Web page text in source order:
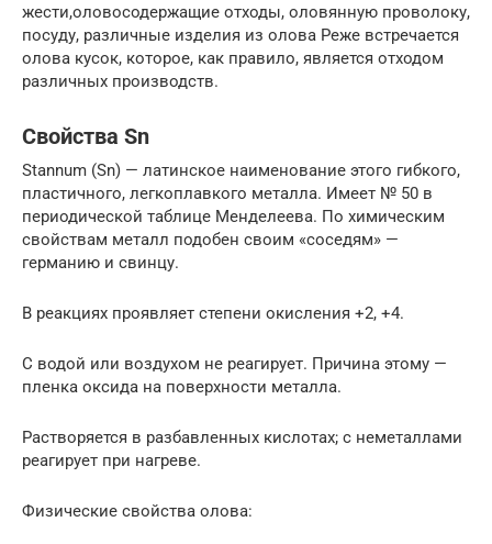
жести,оловосодержащие отходы, оловянную проволоку,
посуду, различные изделия из олова Реже встречается
олова кусок, которое, как правило, является отходом
различных производств.
Свойства Sn
Stannum (Sn) — латинское наименование этого гибкого,
пластичного, легкоплавкого металла. Имеет № 50 в
периодической таблице Менделеева. По химическим
свойствам металл подобен своим «соседям» —
германию и свинцу.
В реакциях проявляет степени окисления +2, +4.
С водой или воздухом не реагирует. Причина этому —
пленка оксида на поверхности металла.
Растворяется в разбавленных кислотах; с неметаллами
реагирует при нагреве.
Физические свойства олова: